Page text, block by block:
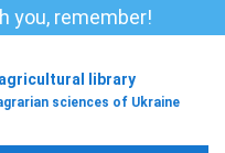
you, remember!
library
sciences of Ukraine